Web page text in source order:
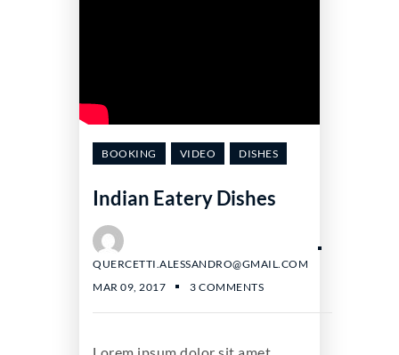
BOOKING VIDEO DISHES
Indian Eatery Dishes
QUERCETTI.ALESSANDRO@GMAIL.COM
MAR 09, 2017
3 COMMENTS